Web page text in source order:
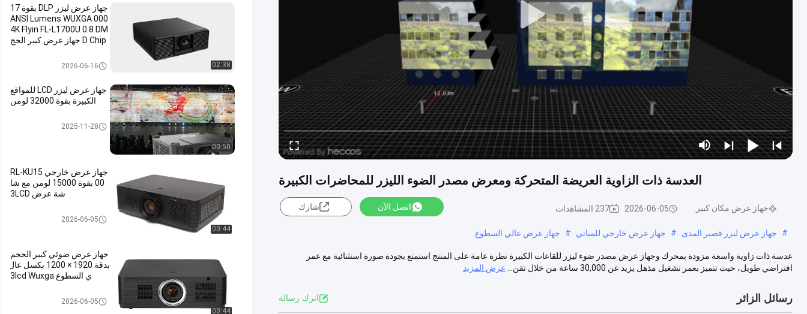
العدسة ذات الزاوية العريضة المتحركة ومعرض مصدر الضوء الليزر للمحاضرات الكبيرة
جهاز عرض مكان كبير 2026-06-05 237 المشاهدات اتصل الآن شارك
# جهاز عرض ليزر قصير المدى # جهاز عرض خارجي للمباني # جهاز عرض عالي السطوع
عدسة ذات زاوية واسعة مزودة بمحرك وجهاز عرض مصدر ضوء ليزر للقاعات الكبيرة نظرة عامة على المنتج استمتع بجودة صورة استثنائية مع عمر
افتراضي طويل، حيث تتميز بعمر تشغيل مذهل يزيد عن 30,000 ساعة من خلال تقن...
عرض المزيد
رسائل الزائر اترك رسالة
02:38
جهاز عرض ليزر DLP بقوة 17
000 ANSI Lumens WUXGA
4K Flyin FL-L1700U 0.8 DM
D Chip جهاز عرض كبير الحج
جهاز عرض مكان كبير2026-06-16
00:50
جهاز عرض ليزر LCD للمواقع
الكبيرة بقوة 32000 لومن
جهاز عرض مكان كبير2025-11-28
00:44
جهاز عرض خارجي RL-KU15
00 بقوة 15000 لومن مع شا
شة عرض 3LCD
جهاز عرض مكان كبير2026-06-05
00:44
جهاز عرض ضوئي كبير الحجم
بدقة 1920 × 1200 بكسل عال
ي السطوع 3lcd Wuxga
جهاز عرض مكان كبير2026-06-05